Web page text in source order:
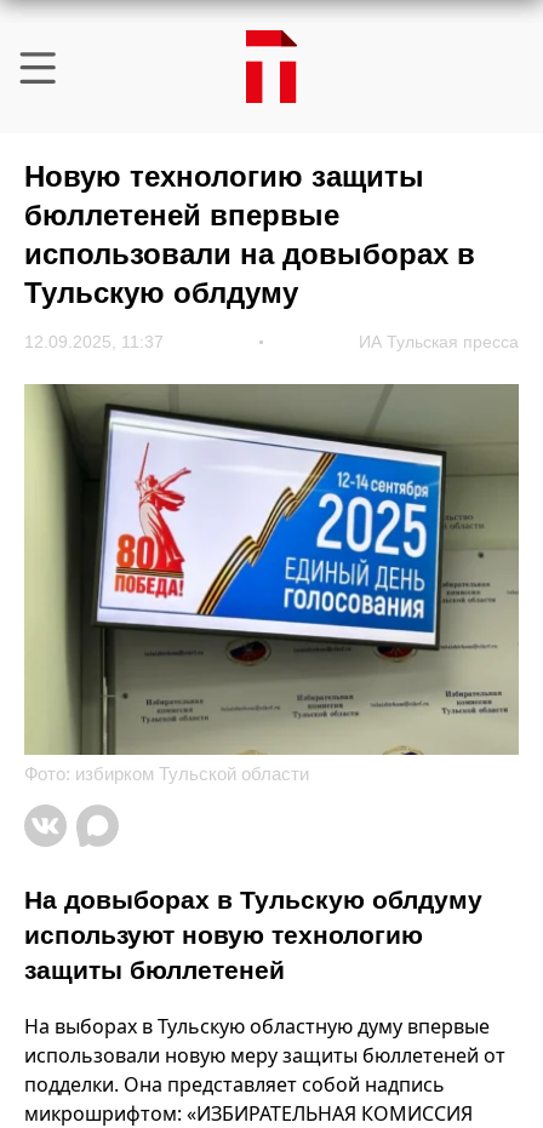
Новую технологию защиты
бюллетеней впервые
использовали на довыборах в
Тульскую облдуму
12.09.2025, 11:37 ИА Тульская пресса
Фото: избирком Тульской области
На довыборах в Тульскую облдуму
используют новую технологию
защиты бюллетеней
На выборах в Тульскую областную думу впервые
использовали новую меру защиты бюллетеней от
подделки. Она представляет собой надпись
микрошрифтом: «ИЗБИРАТЕЛЬНАЯ КОМИССИЯ